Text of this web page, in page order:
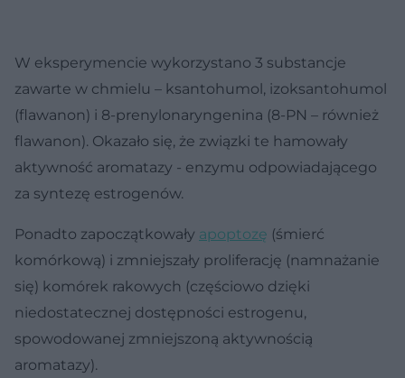
W eksperymencie wykorzystano 3 substancje
zawarte w chmielu – ksantohumol, izoksantohumol
(flawanon) i 8-prenylonaryngenina (8-PN – również
flawanon). Okazało się, że związki te hamowały
aktywność aromatazy - enzymu odpowiadającego
za syntezę estrogenów.
Ponadto zapoczątkowały apoptozę (śmierć
komórkową) i zmniejszały proliferację (namnażanie
się) komórek rakowych (częściowo dzięki
niedostatecznej dostępności estrogenu,
spowodowanej zmniejszoną aktywnością
aromatazy).